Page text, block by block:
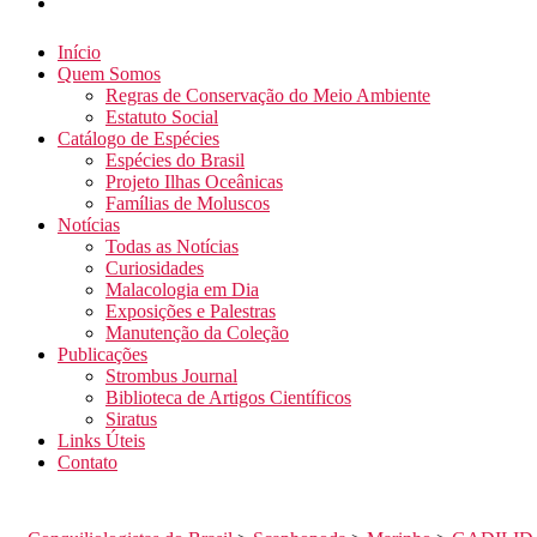
Início
Quem Somos
Regras de Conservação do Meio Ambiente
Estatuto Social
Catálogo de Espécies
Espécies do Brasil
Projeto Ilhas Oceânicas
Famílias de Moluscos
Notícias
Todas as Notícias
Curiosidades
Malacologia em Dia
Exposições e Palestras
Manutenção da Coleção
Publicações
Strombus Journal
Biblioteca de Artigos Científicos
Siratus
Links Úteis
Contato